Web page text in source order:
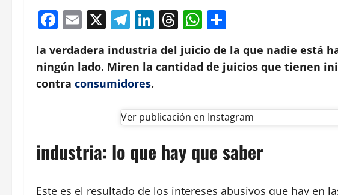
Facebook
Email
X Telegram
LinkedIn
Threads
WhatsApp
la verdadera industria del juicio de la que nadie está
ningún lado. Miren la cantidad de juicios que tienen
contra consumidores.
Ver publicación en Instagram
industria: lo que hay que saber
Este es el resultado de los intereses abusivos que hay en